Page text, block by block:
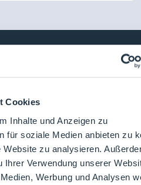
Cookies
Inhalte und Anzeigen zu
für soziale Medien anbieten zu
Website zu analysieren.
Ihrer Verwendung unserer
Werbung und Analysen
der
und Prozesstechnik.
Stand, kannst
alle relevanten Themen